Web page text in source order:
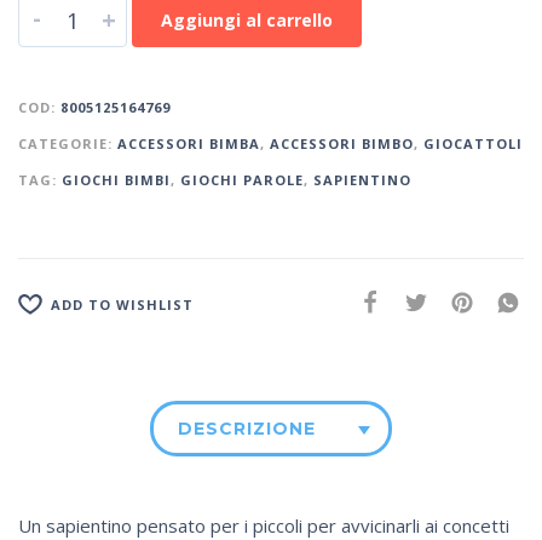
- + Aggiungi al carrello
COD: 8005125164769
CATEGORIE: ACCESSORI BIMBA, ACCESSORI BIMBO, GIOCATTOLI
TAG: GIOCHI BIMBI, GIOCHI PAROLE, SAPIENTINO
ADD TO WISHLIST
DESCRIZIONE
Un sapientino pensato per i piccoli per avvicinarli ai concetti